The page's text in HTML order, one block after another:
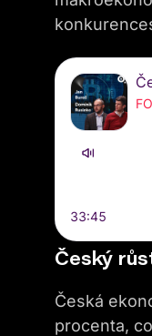
Český
Česká
procenta,